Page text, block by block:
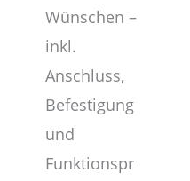
Wünschen –
inkl.
Anschluss,
Befestigung
und
Funktionspr